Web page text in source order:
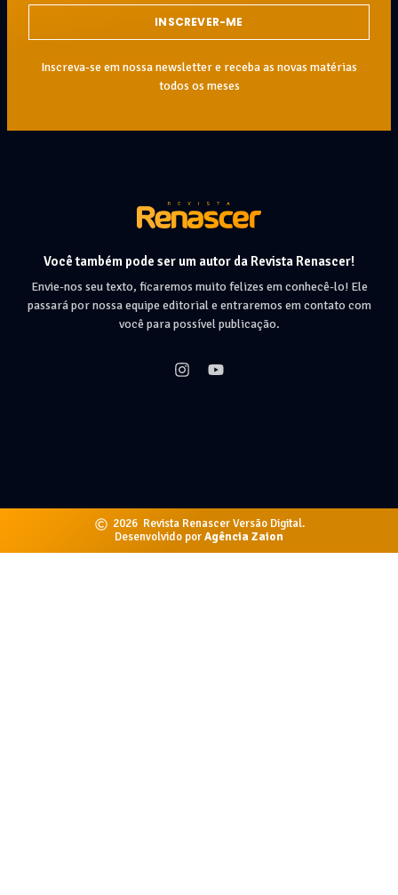
INSCREVER-ME
Inscreva-se em nossa newsletter e receba as novas matérias
todos os meses
Você também pode ser um autor da Revista Renascer!
Envie-nos seu texto, ficaremos muito felizes em conhecê-lo! Ele
passará por nossa equipe editorial e entraremos em contato com
você para possível publicação.
2026 Revista Renascer Versão Digital.
Desenvolvido porAgência Zaion